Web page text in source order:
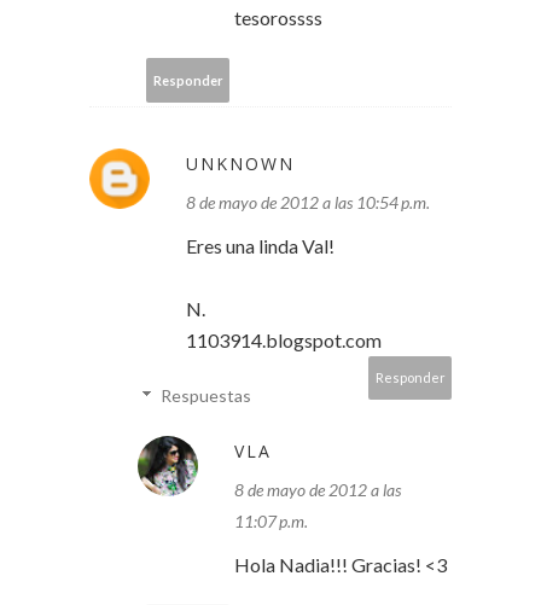
tesorossss
Responder
UNKNOWN
8 de mayo de 2012 a las 10:54 p.m.
Eres una linda Val!
N.
1103914.blogspot.com
Responder
Respuestas
VLA
8 de mayo de 2012 a las
11:07 p.m.
Hola Nadia!!! Gracias! <3